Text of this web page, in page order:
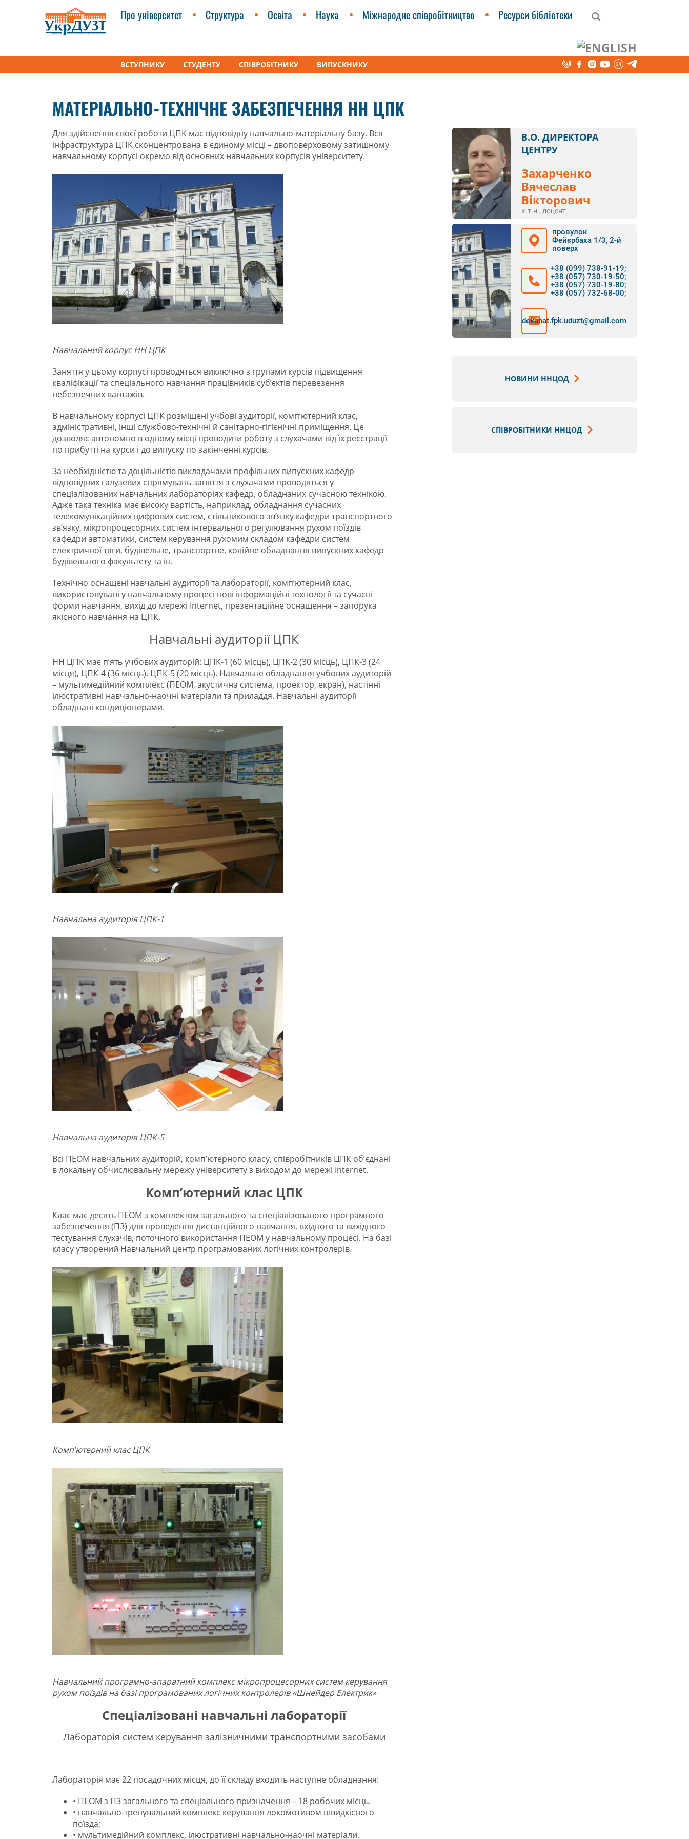
Про університет Структура Освіта Наука Міжнародне співробітництво Ресурси бібліотеки
ВСТУПНИКУ СТУДЕНТУ СПІВРОБІТНИКУ ВИПУСКНИКУ
Усі підрозділи Центри Навчально-науковий центр освіти дорослих Матеріально-технічне забезпечення НН ЦПК
МАТЕРІАЛЬНО-ТЕХНІЧНЕ ЗАБЕЗПЕЧЕННЯ НН ЦПК
В.О. ДИРЕКТОРА
ЦЕНТРУ
Захарченко
Вячеслав
Вікторович
к.т.н., доцент
провулок
Фейєрбаха 1/3, 2-й
поверх
+38 (099) 738-91-19;
+38 (057) 730-19-50;
+38 (057) 730-19-80;
+38 (057) 732-68-00;
dekanat.fpk.uduzt@gmail.com
НОВИНИ ННЦОД
СПІВРОБІТНИКИ ННЦОД
Для здійснення своєї роботи ЦПК має відповідну навчально-матеріальну базу. Вся
інфраструктура ЦПК сконцентрована в єдиному місці – двоповерховому затишному
навчальному корпусі окремо від основних навчальних корпусів університету.
Навчальний корпус НН ЦПК
Заняття у цьому корпусі проводяться виключно з групами курсів підвищення
кваліфікації та спеціального навчання працівників суб’єктів перевезення
небезпечних вантажів.
В навчальному корпусі ЦПК розміщені учбові аудиторії, комп’ютерний клас,
адміністративні, інші службово-технічні й санітарно-гігієнічні приміщення. Це
дозволяє автономно в одному місці проводити роботу з слухачами від їх реєстрації
по прибутті на курси і до випуску по закінченні курсів.
За необхідністю та доцільністю викладачами профільних випускних кафедр
відповідних галузевих спрямувань заняття з слухачами проводяться у
спеціалізованих навчальних лабораторіях кафедр, обладнаних сучасною технікою.
Адже така техніка має високу вартість, наприклад, обладнання сучасних
телекомунікаційних цифрових систем, стільникового зв’язку кафедри транспортного
зв’язку, мікропроцесорних систем інтервального регулювання рухом поїздів
кафедри автоматики, систем керування рухомим складом кафедри систем
електричної тяги, будівельне, транспортне, колійне обладнання випускних кафедр
будівельного факультету та ін.
Технічно оснащені навчальні аудиторії та лабораторії, комп’ютерний клас,
використовувані у навчальному процесі нові інформаційні технології та сучасні
форми навчання, вихід до мережі Internet, презентаційне оснащення – запорука
якісного навчання на ЦПК.
Навчальні аудиторії ЦПК
НН ЦПК має п’ять учбових аудиторій: ЦПК-1 (60 місць), ЦПК-2 (30 місць), ЦПК-3 (24
місця), ЦПК-4 (36 місць), ЦПК-5 (20 місць). Навчальне обладнання учбових аудиторій
– мультимедійний комплекс (ПЕОМ, акустична система, проектор, екран), настінні
ілюстративні навчально-наочні матеріали та приладдя. Навчальні аудиторії
обладнані кондиціонерами.
Навчальна аудиторія ЦПК-1
Навчальна аудиторія ЦПК-5
Всі ПЕОМ навчальних аудиторій, комп’ютерного класу, співробітників ЦПК об’єднані
в локальну обчислювальну мережу університету з виходом до мережі Internet.
Комп’ютерний клас ЦПК
Клас має десять ПЕОМ з комплектом загального та спеціалізованого програмного
забезпечення (ПЗ) для проведення дистанційного навчання, вхідного та вихідного
тестування слухачів, поточного використання ПЕОМ у навчальному процесі. На базі
класу утворений Навчальний центр програмованих логічних контролерів.
Комп’ютерний клас ЦПК
Навчальний програмно-апаратний комплекс мікропроцесорних систем керування
рухом поїздів на базі програмованих логічних контролерів «Шнейдер Електрик»
Спеціалізовані навчальні лабораторії
Лабораторія систем керування залізничними транспортними засобами
Лабораторія має 22 посадочних місця, до її складу входить наступне обладнання:
• ПЕОМ з ПЗ загального та спеціального призначення – 18 робочих місць.
• навчально-тренувальний комплекс керування локомотивом швидкісного
поїзда;
• мультимедійний комплекс, ілюстративні навчально-наочні матеріали.